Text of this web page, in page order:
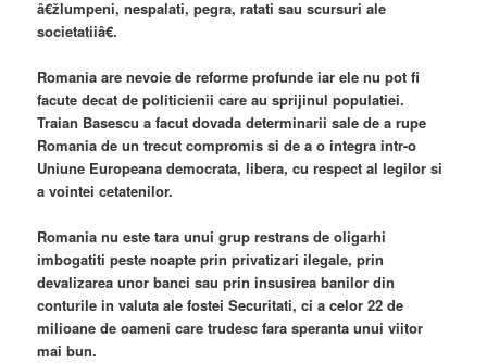
â€žlumpeni, nespalati, pegra, ratati sau scursuri ale
societatiiâ€.
Romania are nevoie de reforme profunde iar ele nu pot fi
facute decat de politicienii care au sprijinul populatiei.
Traian Basescu a facut dovada determinarii sale de a rupe
Romania de un trecut compromis si de a o integra intr-o
Uniune Europeana democrata, libera, cu respect al legilor si
a vointei cetatenilor.
Romania nu este tara unui grup restrans de oligarhi
imbogatiti peste noapte prin privatizari ilegale, prin
devalizarea unor banci sau prin insusirea banilor din
conturile in valuta ale fostei Securitati, ci a celor 22 de
milioane de oameni care trudesc fara speranta unui viitor
mai bun.